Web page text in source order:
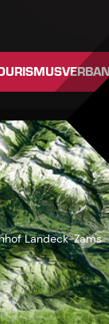
Landeck-Zams